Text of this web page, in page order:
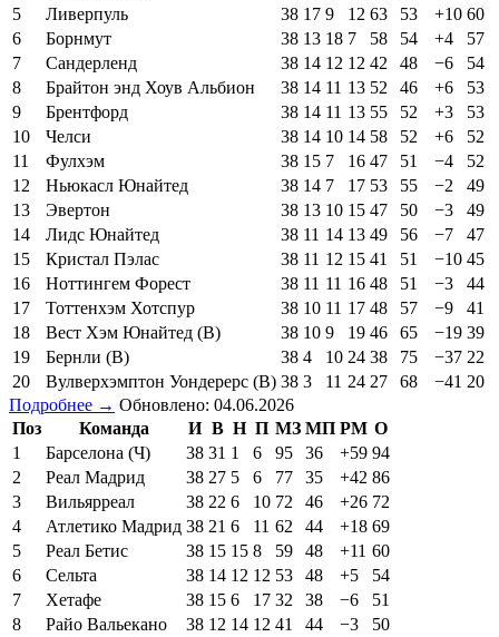
5
Ливерпуль 38 17 9 12 63 53 +10 60
6
Борнмут 38 13 18 7 58 54 +4
57
7
Сандерленд 38 14 12 12 42 48 −6
54
8
Брайтон энд Хоув Альбион 38 14 11 13 52 46 +6
53
9
Брентфорд 38 14 11 13 55 52 +3
53
10
Челси 38 14 10 14 58 52 +6
52
11
Фулхэм 38 15 7 16 47 51 −4
52
12
Ньюкасл Юнайтед 38 14 7 17 53 55 −2
49
13
Эвертон 38 13 10 15 47 50 −3
49
14
Лидс Юнайтед 38 11 14 13 49 56 −7
47
15
Кристал Пэлас 38 11 12 15 41 51 −10 45
16
Ноттингем Форест 38 11 11 16 48 51 −3
44
17
Тоттенхэм Хотспур 38 10 11 17 48 57 −9
41
18
Вест Хэм Юнайтед (В) 38 10 9 19 46 65 −19 39
19
Бернли (В) 38 4 10 24 38 75 −37 22
20
Вулверхэмптон Уондерерс (В) 38 3 11 24 27 68 −41 20
Подробнее → Обновлено: 04.06.2026
Поз
Команда И В Н П МЗ МП РМ О
1
Барселона (Ч) 38 31 1 6 95 36 +59 94
2
Реал Мадрид 38 27 5 6 77 35 +42 86
3
Вильярреал 38 22 6 10 72 46 +26 72
4
Атлетико Мадрид 38 21 6 11 62 44 +18 69
5
Реал Бетис 38 15 15 8 59 48 +11 60
6
Сельта 38 14 12 12 53 48 +5
54
7
Хетафе 38 15 6 17 32 38 −6
51
8
Райо Вальекано 38 12 14 12 41 44 −3
50